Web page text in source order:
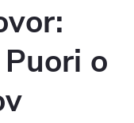
o